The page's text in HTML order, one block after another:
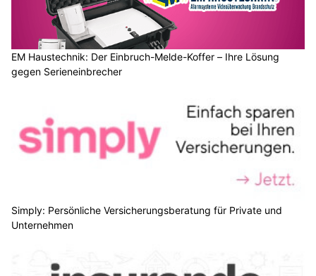
EM Haustechnik: Der Einbruch-Melde-Koffer – Ihre Lösung
gegen Serieneinbrecher
Simply: Persönliche Versicherungsberatung für Private und
Unternehmen